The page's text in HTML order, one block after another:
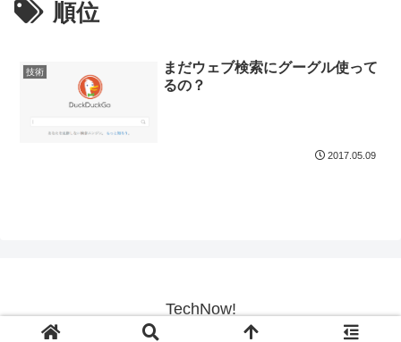
順位
技術
まだウェブ検索にグーグル使って
るの？
2017.05.09
TechNow!
© 2017-2026 TechNow!.